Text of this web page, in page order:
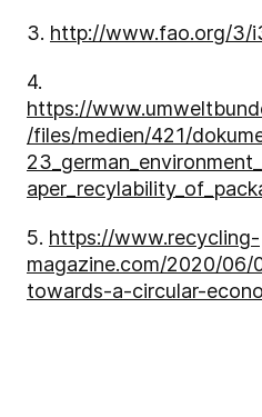
3. http://www.fao.org/3/
4.
https://
/files/medien/421/
5. https://www.recycling-
magazine.com/2020/
towards-a-circular-